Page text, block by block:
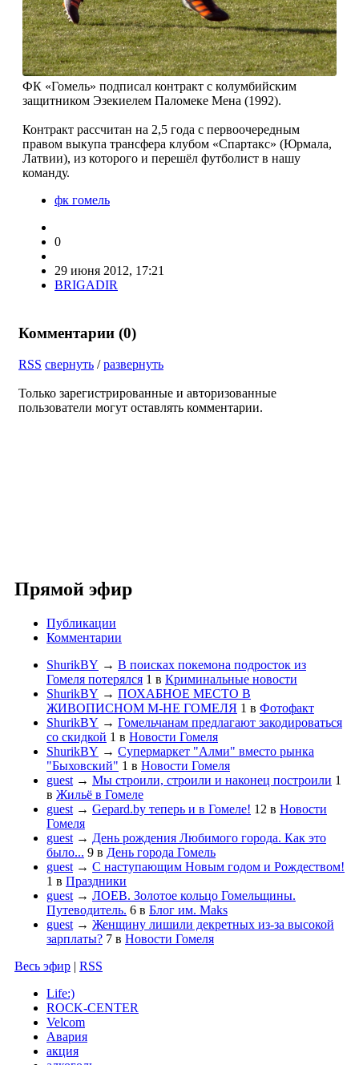
ФК «Гомель» подписал контракт с колумбийским
защитником Эзекиелем Паломеке Мена (1992).
Контракт рассчитан на 2,5 года с первоочередным
правом выкупа трансфера клубом «Спартакс» (Юрмала,
Латвии), из которого и перешёл футболист в нашу
команду.
фк гомель
0
29 июня 2012, 17:21
BRIGADIR
Комментарии (0)
RSS свернуть /развернуть
Только зарегистрированные и авторизованные
пользователи могут оставлять комментарии.
Прямой эфир
Публикации
Комментарии
ShurikBY → В поисках покемона подросток из
Гомеля потерялся 1 в Криминальные новости
ShurikBY → ПОХАБНОЕ МЕСТО В
ЖИВОПИСНОМ М-НЕ ГОМЕЛЯ 1 в Фотофакт
ShurikBY → Гомельчанам предлагают закодироваться
со скидкой 1 в Новости Гомеля
ShurikBY → Супермаркет "Алми" вместо рынка
"Быховский" 1 в Новости Гомеля
guest → Мы строили, строили и наконец построили 1
в Жильё в Гомеле
guest → Gepard.by теперь и в Гомеле! 12 в Новости
Гомеля
guest → День рождения Любимого города. Как это
было... 9 в День города Гомель
guest → С наступающим Новым годом и Рождеством!
1 в Праздники
guest → ЛОЕВ. Золотое кольцо Гомельщины.
Путеводитель. 6 в Блог им. Maks
guest → Женщину лишили декретных из-за высокой
зарплаты? 7 в Новости Гомеля
Весь эфир | RSS
Life:)
ROCK-CENTER
Velcom
Авария
акция